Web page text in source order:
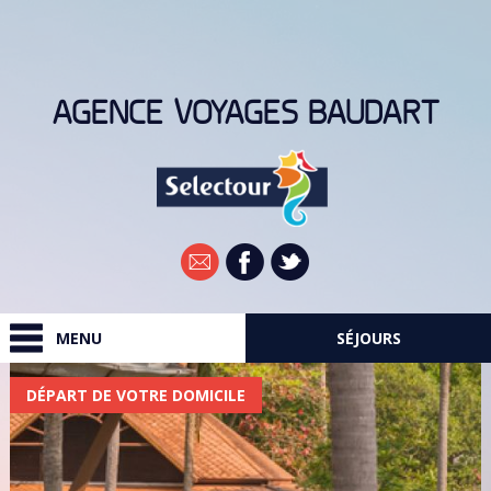
AGENCE VOYAGES BAUDART
Newsletter
MENU SÉJOURS
RECHERCHER
DESTINATIONS
DÉPART DE VOTRE DOMICILE